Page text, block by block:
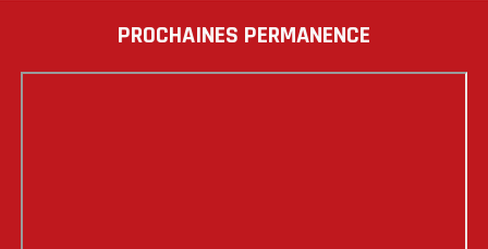
PROCHAINES PERMANENCE